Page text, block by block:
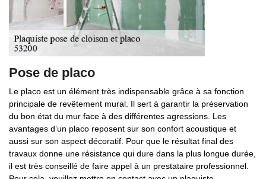
Pose de placo
Le placo est un élément très indispensable grâce à sa fonction
principale de revêtement mural. Il sert à garantir la préservation
du bon état du mur face à des différentes agressions. Les
avantages d’un placo reposent sur son confort acoustique et
aussi sur son aspect décoratif. Pour que le résultat final des
travaux donne une résistance qui dure dans la plus longue durée,
il est très conseillé de faire appel à un prestataire professionnel.